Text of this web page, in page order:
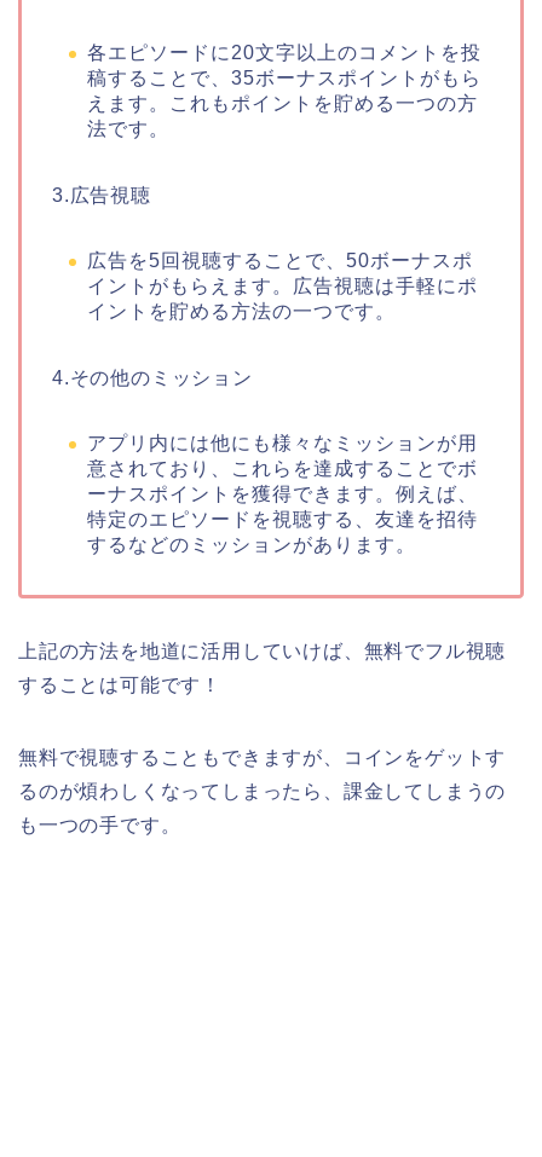
各エピソードに20文字以上のコメントを投
稿することで、35ボーナスポイントがもら
えます。これもポイントを貯める一つの方
法です。
3.広告視聴
広告を5回視聴することで、50ボーナスポ
イントがもらえます。広告視聴は手軽にポ
イントを貯める方法の一つです。
4.その他のミッション
アプリ内には他にも様々なミッションが用
意されており、これらを達成することでボ
ーナスポイントを獲得できます。例えば、
特定のエピソードを視聴する、友達を招待
するなどのミッションがあります。
上記の方法を地道に活用していけば、無料でフル視聴
することは可能です！
無料で視聴することもできますが、コインをゲットす
るのが煩わしくなってしまったら、課金してしまうの
も一つの手です。